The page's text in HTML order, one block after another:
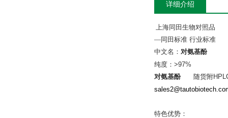
详细介绍
上海同田生物对照品
—同田标准 行业标准
中文名： 对氨基酚
纯度： >97%
对氨基酚
随货附
特色优势：